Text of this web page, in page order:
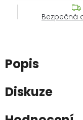
Bezpečná
Popis
Diskuze